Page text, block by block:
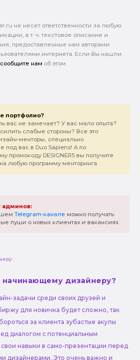
не несет ответственности за любую
в т. ч. текстовое описание и
предоставленные нам авторами
интернета. Если Вы нашли
сообщите нам об этом.
портфолио?
вас не замечает? У вас мало опыта?
слабые стороны? Все это
менторы, специально
под вас в Duo Sapiens! А по
промокоду DESIGNER5 вы получите
на любую программу менторинга
админов:
Telegram-канале можно получать
пуши о новых клиентах и вакансиях
начинающему дизайнеру?
задачи среди своих друзей и
для новичка будет сложно, так
за клиента зубастые акулы
диалогом с потенциальным
навыки в само-презентации перед
дизайнерами. Это очень важно и